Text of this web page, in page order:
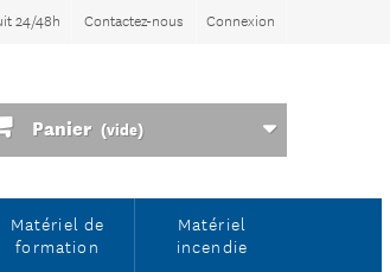
Connexion
Contactez-nous
24/48h
Panier (vide)
Matériel de
formation
Matériel
incendie